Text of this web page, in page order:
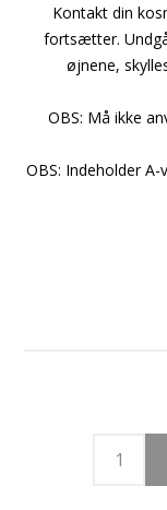
Kontakt din
fortsætter.
øjnene,
OBS: Må ikke
OBS: Indeholder